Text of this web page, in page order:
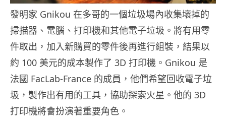
發明家 Gnikou 在多哥的一個垃圾場內收集壞掉的
掃描器、電腦、打印機和其他電子垃圾。將有用零
件取出，加入新購買的零件後再進行組裝，結果以
約 100 美元的成本製作了 3D 打印機。Gnikou 是
法國 FacLab-France 的成員，他們希望回收電子垃
圾，製作出有用的工具，協助探索火星。他的 3D
打印機將會扮演著重要角色。